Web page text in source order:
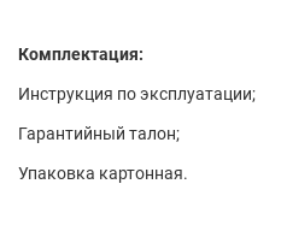
Комплектация:
Инструкция по эксплуатации;
Гарантийный талон;
Упаковка картонная.